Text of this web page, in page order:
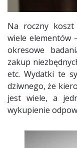
Na roczny koszt
wiele elementów
okresowe
zakup
etc. Wydatki te
dziwnego, że
jest wiele, a
wykupienie